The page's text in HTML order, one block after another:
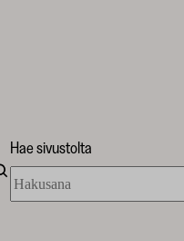
Hae sivustolta
sivustolta